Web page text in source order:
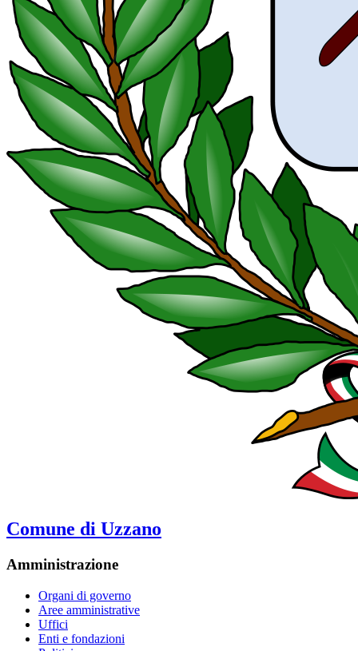
Comune di Uzzano
Amministrazione
Organi di governo
Aree amministrative
Uffici
Enti e fondazioni